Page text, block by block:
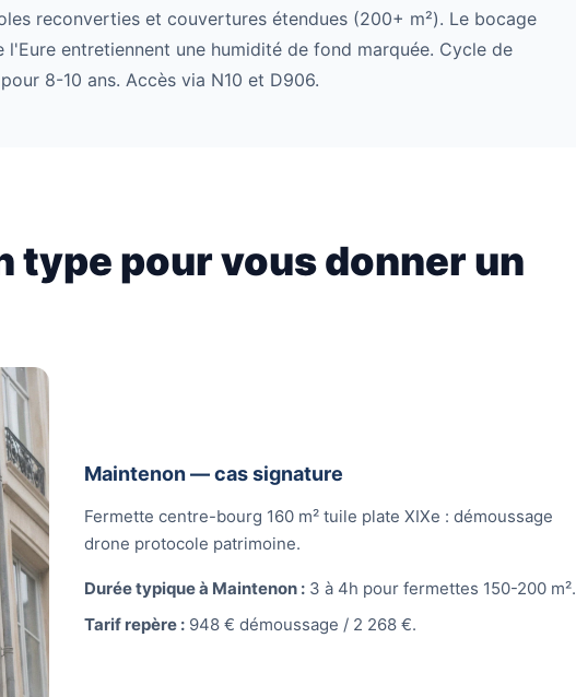
reconverties et couvertures étendues (200+ m²). Le bocage
entretiennent une humidité de fond marquée. Cycle de
8-10 ans. Accès via N10 et D906.
type pour vous donner un
Maintenon — cas signature
Fermette centre-bourg 160 m² tuile plate XIXe : démoussage
drone protocole patrimoine.
Durée typique à Maintenon : 3 à 4h pour fermettes 150-200 m².
Tarif repère : 948 € démoussage / 2 268 €.